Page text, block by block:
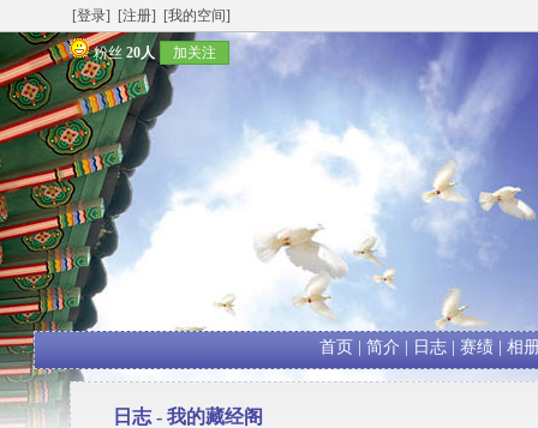
[登录] [注册] [我的空间]
粉丝 20人 加关注
首页 简介 日志| 赛绩| 相
日志 - 我的藏经阁